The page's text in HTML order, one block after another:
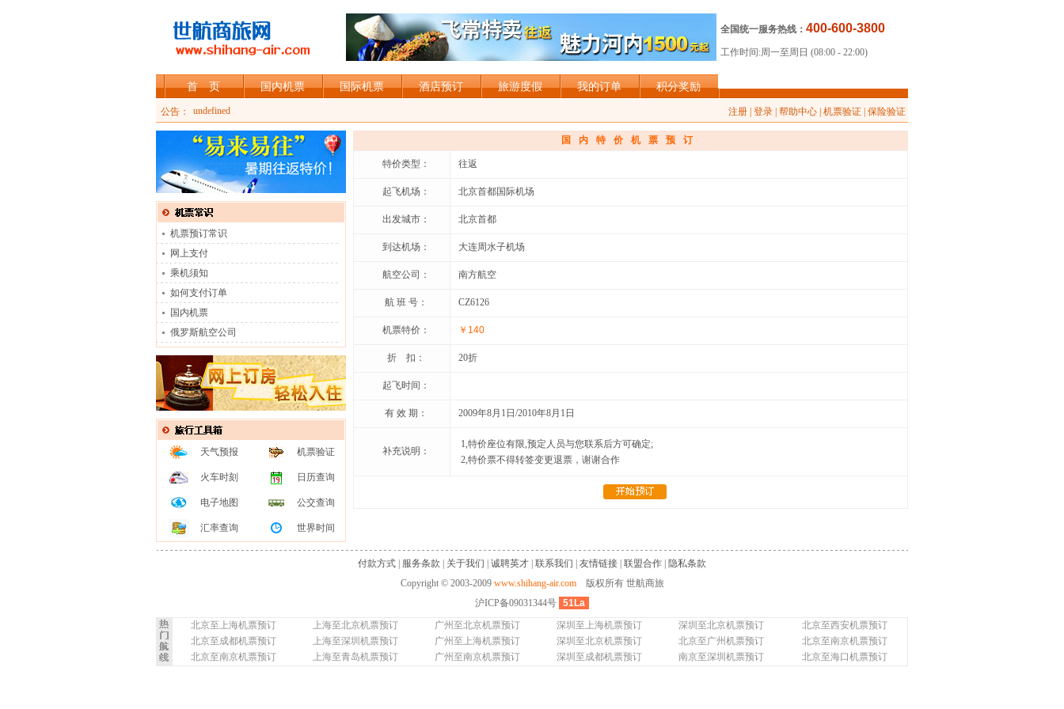
全国统一服务热线： 400-600-3800
工作时间:周一至周日 (08:00 - 22:00)
首 页 国内机票 国际机票 酒店预订 旅游度假 我的订单 积分奖励
公告：
加入shihang-air会员，可享受会员折扣
undefined
注册 登录 帮助中心 机票验证 保险验证
机票预订常识
网上支付
乘机须知
如何支付订单
国内机票
俄罗斯航空公司
天气预报 机票验证
火车时刻 日历查询
电子地图 公交查询
汇率查询 世界时间
国内特价机票预订
特价类型： 往返
起飞机场： 北京首都国际机场
出发城市： 北京首都
到达机场： 大连周水子机场
航空公司： 南方航空
航 班 号： CZ6126
机票特价： ￥140
折 扣： 20折
起飞时间：
有 效 期： 2009年8月1日/2010年8月1日
补充说明：
1,特价座位有限,预定人员与您联系后方可确定;
2,特价票不得转签变更退票，谢谢合作
付款方式 服务条款 关于我们 诚聘英才 联系我们 友情链接 联盟合作
隐私条款
Copyright © 2003-2009 www.shihang-air.com版权所有 世航商旅
沪ICP备09031344号 51La
北京至上海机票预订
上海至北京机票预订 广州至北京机票预订 深圳至上海机票预订 深圳至北京机票预订
北京至西安机票预订
北京至成都机票预订
上海至深圳机票预订 广州至上海机票预订 深圳至北京机票预订 北京至广州机票预订
北京至南京机票预订
北京至南京机票预订
上海至青岛机票预订 广州至南京机票预订 深圳至成都机票预订 南京至深圳机票预订 北京至海口机票预订